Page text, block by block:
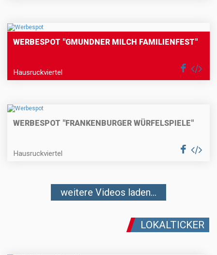
WERBESPOT "GMUNDNER MILCH FAMILIENFEST"
Hausruckviertel
WERBESPOT "FRANKENBURGER WÜRFELSPIELE"
Hausruckviertel
weitere Videos laden...
LOKALTICKER